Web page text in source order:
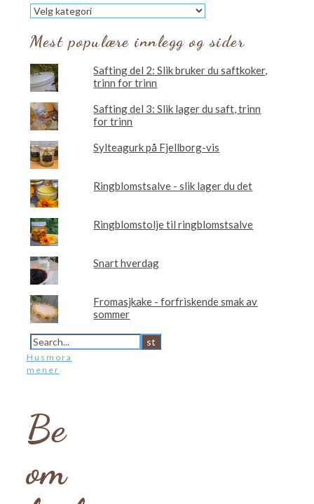
Hva
vil
du
lese
Mest populære innlegg og sider
Safting del 2: Slik bruker du saftkoker,
trinn for trinn
Safting del 3: Slik lager du saft, trinn
for trinn
Sylteagurk på Fjellborg-vis
Ringblomstsalve - slik lager du det
Ringblomstolje til ringblomstsalve
Snart hverdag
Fromasjkake - forfriskende smak av
sommer
Husmora
mener
Be
om